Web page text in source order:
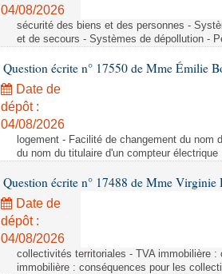
04/08/2026
sécurité des biens et des personnes -
et de secours - Systèmes de dépollution -
Question écrite n° 17550 de Mme Émilie
Date de
dépôt :
04/08/2026
logement - Facilité de changement du nom
du nom du titulaire d'un compteur électrique
Question écrite n° 17488 de Mme
Date de
dépôt :
04/08/2026
collectivités territoriales - TVA immobilière
immobilière : conséquences pour les